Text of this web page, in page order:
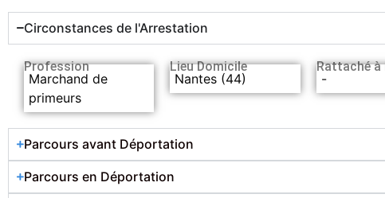
Circonstances de l'Arrestation
Profession
Marchand de
primeurs
Lieu Domicile
Nantes (44)
Rattaché à
-
Parcours avant Déportation
Parcours en Déportation